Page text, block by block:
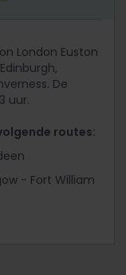
London Euston
De
uur.
routes:
- Fort William